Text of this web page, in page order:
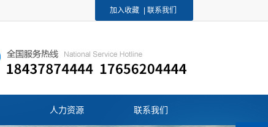
加入收藏 联系我们
人力资源 联系我们